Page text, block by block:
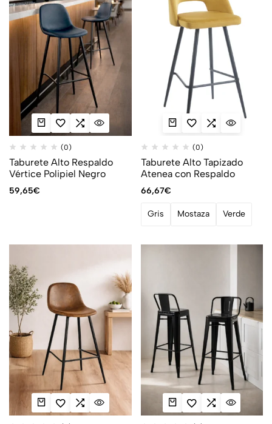
(0)
Taburete Alto Respaldo
Vértice Polipiel Negro
59,65€
(0)
Taburete Alto Tapizado
Atenea con Respaldo
66,67€
Gris Mostaza Verde